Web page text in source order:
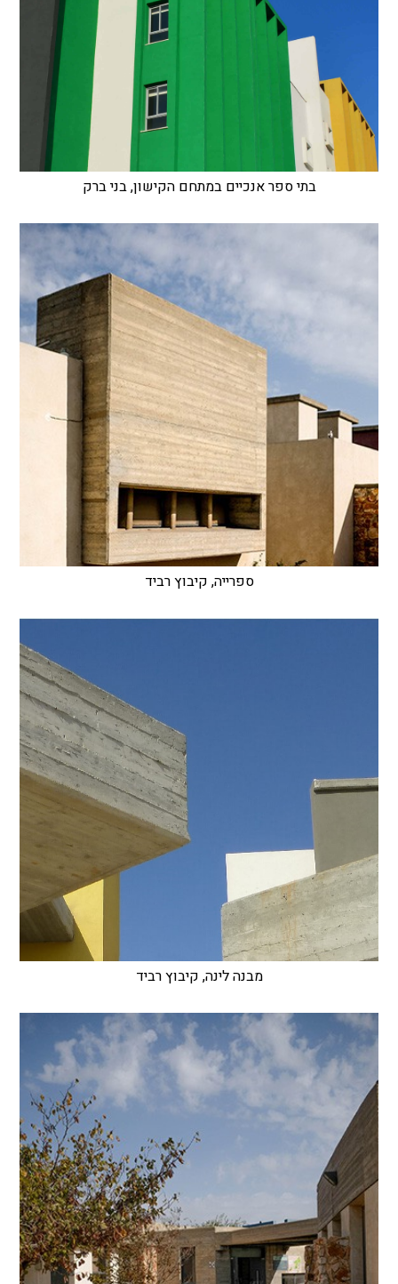
בתי ספר אנכיים במתחם הקישון, בני ברק
ספרייה, קיבוץ רביד
מבנה לינה, קיבוץ רביד